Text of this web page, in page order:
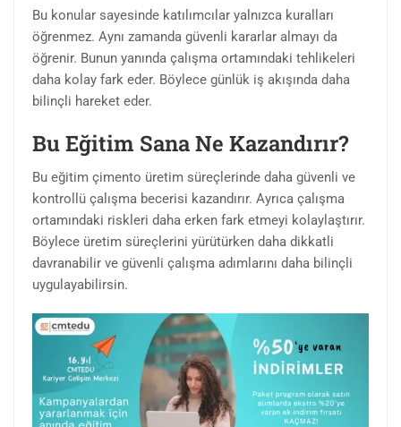
Bu konular sayesinde katılımcılar yalnızca kuralları
öğrenmez. Aynı zamanda güvenli kararlar almayı da
öğrenir. Bunun yanında çalışma ortamındaki tehlikeleri
daha kolay fark eder. Böylece günlük iş akışında daha
bilinçli hareket eder.
Bu Eğitim Sana Ne Kazandırır?
Bu eğitim çimento üretim süreçlerinde daha güvenli ve
kontrollü çalışma becerisi kazandırır. Ayrıca çalışma
ortamındaki riskleri daha erken fark etmeyi kolaylaştırır.
Böylece üretim süreçlerini yürütürken daha dikkatli
davranabilir ve güvenli çalışma adımlarını daha bilinçli
uygulayabilirsin.